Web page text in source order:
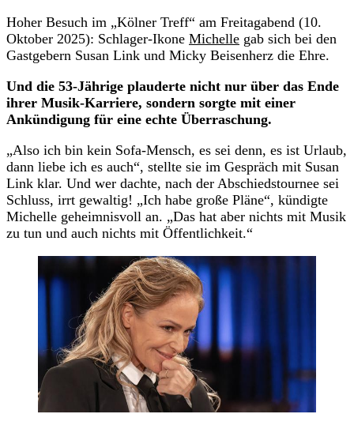
Hoher Besuch im „Kölner Treff“ am Freitagabend (10.
Oktober 2025): Schlager-Ikone Michelle gab sich bei den
Gastgebern Susan Link und Micky Beisenherz die Ehre.
Und die 53-Jährige plauderte nicht nur über das Ende
ihrer Musik-Karriere, sondern sorgte mit einer
Ankündigung für eine echte Überraschung.
„Also ich bin kein Sofa-Mensch, es sei denn, es ist Urlaub,
dann liebe ich es auch“, stellte sie im Gespräch mit Susan
Link klar. Und wer dachte, nach der Abschiedstournee sei
Schluss, irrt gewaltig! „Ich habe große Pläne“, kündigte
Michelle geheimnisvoll an. „Das hat aber nichts mit Musik
zu tun und auch nichts mit Öffentlichkeit.“